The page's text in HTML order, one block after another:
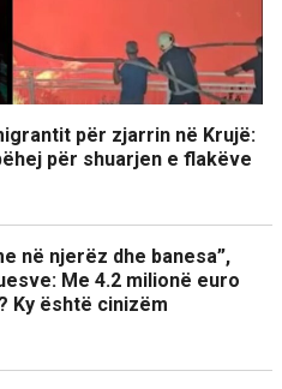
për zjarrin në Krujë:
për shuarjen e flakëve
në njerëz dhe banesa”,
Me 4.2 milionë euro
Ky është cinizëm